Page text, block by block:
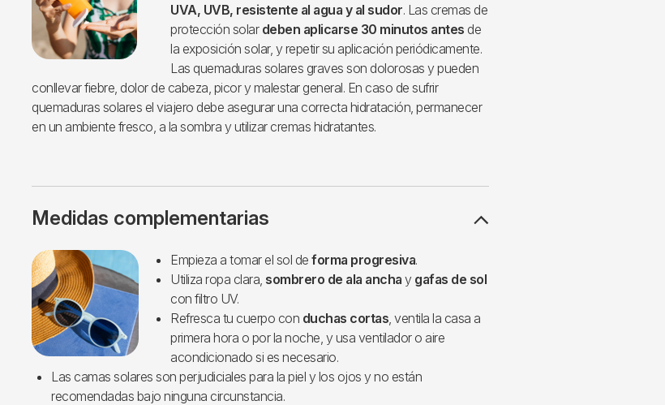
UVA, UVB, resistente al agua y al sudor. Las cremas de
protección solar deben aplicarse 30 minutos antes de
la exposición solar, y repetir su aplicación periódicamente.
Las quemaduras solares graves son dolorosas y pueden
conllevar fiebre, dolor de cabeza, picor y malestar general. En caso de sufrir
quemaduras solares el viajero debe asegurar una correcta hidratación, permanecer
en un ambiente fresco, a la sombra y utilizar cremas hidratantes.
Medidas complementarias
Imagen Empieza a tomar el sol de forma progresiva.
Utiliza ropa clara, sombrero de ala ancha y gafas de sol
con filtro UV.
Refresca tu cuerpo con duchas cortas , ventila la casa a
primera hora o por la noche, y usa ventilador o aire
acondicionado si es necesario.
Las camas solares son perjudiciales para la piel y los ojos y no están
recomendadas bajo ninguna circunstancia.